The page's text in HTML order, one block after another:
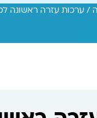
/ ערכות עזרה ראשונה